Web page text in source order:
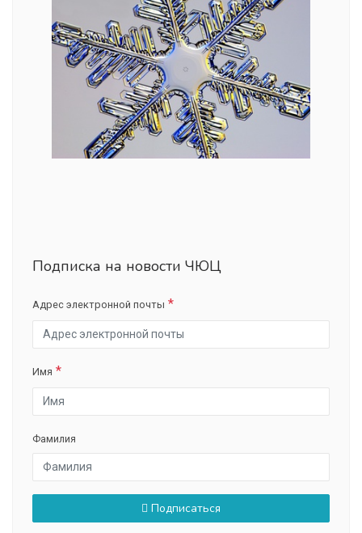
Подписка на новости ЧЮЦ
Адрес электронной почты
Имя
Фамилия
Подписаться